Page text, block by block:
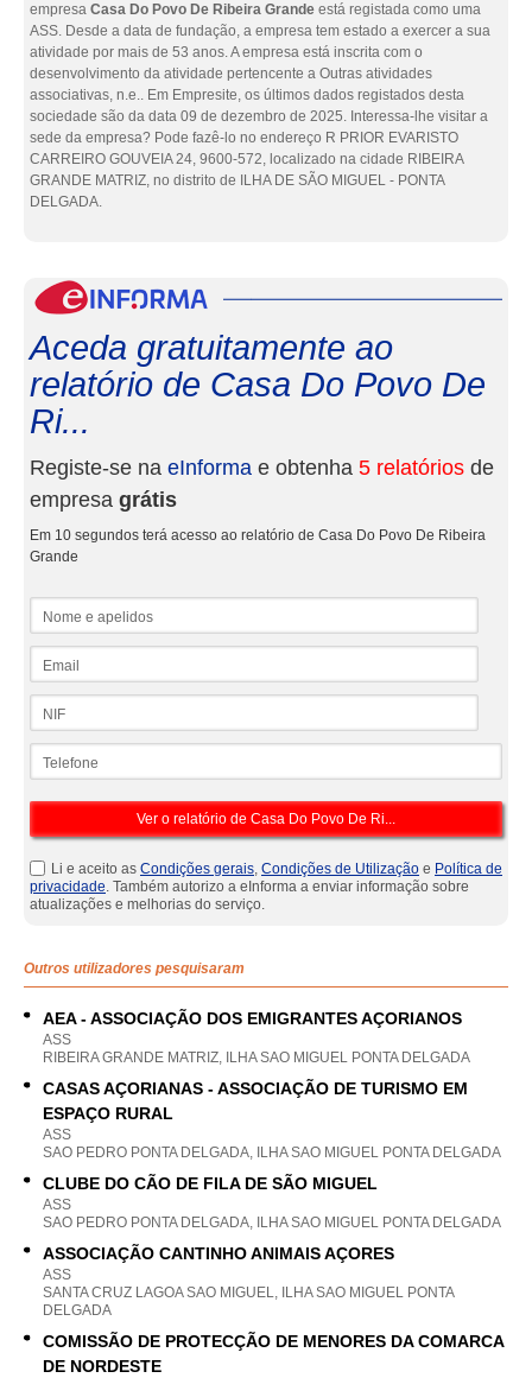
empresa Casa Do Povo De Ribeira Grande está registada como uma
ASS. Desde a data de fundação, a empresa tem estado a exercer a sua
atividade por mais de 53 anos. A empresa está inscrita com o
desenvolvimento da atividade pertencente a Outras atividades
associativas, n.e.. Em Empresite, os últimos dados registados desta
sociedade são da data 09 de dezembro de 2025. Interessa-lhe visitar a
sede da empresa? Pode fazê-lo no endereço R PRIOR EVARISTO
CARREIRO GOUVEIA 24, 9600-572, localizado na cidade RIBEIRA
GRANDE MATRIZ, no distrito de ILHA DE SÃO MIGUEL - PONTA
DELGADA.
Aceda gratuitamente ao
relatório de Casa Do Povo De
Ri...
Registe-se na eInforma e obtenha 5 relatórios de
empresa grátis
Em 10 segundos terá acesso ao relatório de Casa Do Povo De Ribeira
Grande
Li e aceito as Condições gerais, Condições de Utilização e Política de
privacidade. Também autorizo a eInforma a enviar informação sobre
atualizações e melhorias do serviço.
Outros utilizadores pesquisaram
AEA - ASSOCIAÇÃO DOS EMIGRANTES AÇORIANOS
ASS
RIBEIRA GRANDE MATRIZ, ILHA SAO MIGUEL PONTA DELGADA
CASAS AÇORIANAS - ASSOCIAÇÃO DE TURISMO EM
ESPAÇO RURAL
ASS
SAO PEDRO PONTA DELGADA, ILHA SAO MIGUEL PONTA DELGADA
CLUBE DO CÃO DE FILA DE SÃO MIGUEL
ASS
SAO PEDRO PONTA DELGADA, ILHA SAO MIGUEL PONTA DELGADA
ASSOCIAÇÃO CANTINHO ANIMAIS AÇORES
ASS
SANTA CRUZ LAGOA SAO MIGUEL, ILHA SAO MIGUEL PONTA
DELGADA
COMISSÃO DE PROTECÇÃO DE MENORES DA COMARCA
DE NORDESTE